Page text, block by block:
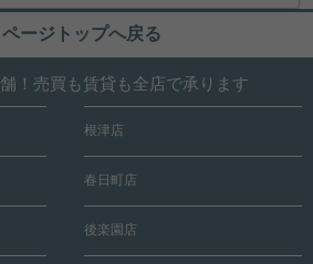
ページトップへ戻る
！売買も賃貸も全店で承ります
根津店
春日町店
後楽園店